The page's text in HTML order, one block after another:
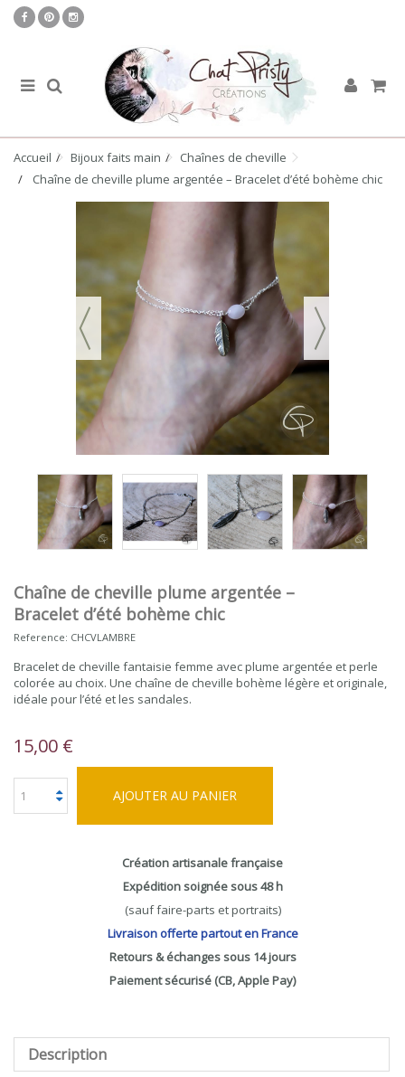
Accueil Bijoux faits main
Chaînes de cheville
Chaîne de cheville plume argentée – Bracelet d’été bohème chic
Chaîne de cheville plume argentée –
Bracelet d’été bohème chic
Reference: CHCVLAMBRE
Bracelet de cheville fantaisie femme avec plume argentée et perle
colorée au choix. Une chaîne de cheville bohème légère et originale,
idéale pour l’été et les sandales.
15,00 €
AJOUTER AU PANIER
Création artisanale française
Expédition soignée sous 48 h
(sauf faire-parts et portraits)
Livraison offerte partout en France
Retours & échanges sous 14 jours
Paiement sécurisé (CB, Apple Pay)
Description